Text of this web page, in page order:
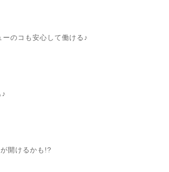
のコも安心して働ける♪
開けるかも!?